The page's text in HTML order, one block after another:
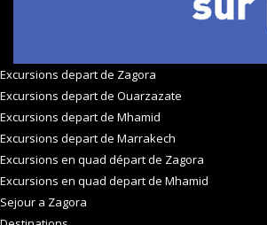
Excursions depart de Zagora
Excursions depart de Ouarzazate
Excursions depart de Mhamid
Excursions depart de Marrakech
Excursions en quad départ de Zagora
Excursions en quad depart de Mhamid
Sejour a Zagora